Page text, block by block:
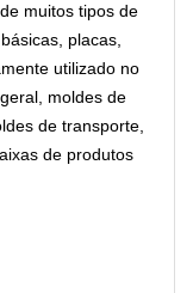
muitos tipos de
placas,
utilizado no
moldes de
de transporte,
de produtos